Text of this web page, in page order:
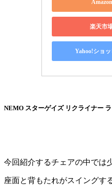
楽天市
Yahoo!ショ
NEMO スターゲイズ リクライナー
今回紹介するチェアの中では
座面と背もたれがスイングす